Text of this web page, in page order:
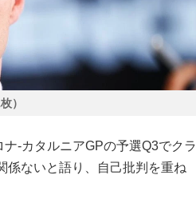
）
-カタルニアGPの予選Q3でクラ
係ないと語り、自己批判を重ね